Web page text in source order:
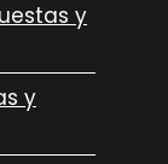
y
y